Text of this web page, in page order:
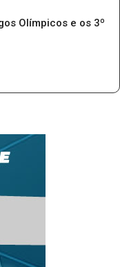
Olímpicos e os 3º